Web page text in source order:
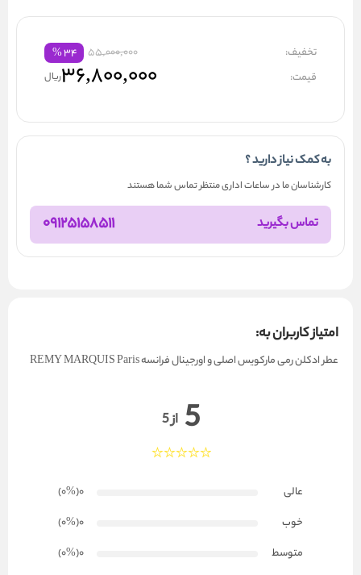
تخفیف: 55,000,000 ۳۴%
قیمت:
۳۶,۸۰۰,۰۰۰ریال
به کمک نیاز دارید ؟
کارشناسان ما در ساعات اداری منتظر تماس شما هستند
تماس بگیرید 09125158511
امتیاز کاربران به:
عطر ادکلن رمی مارکویس اصلی و اورجینال فرانسه REMY MARQUIS Paris
5 از 5
عالی 0(۰%
)
خوب
0(۰%
)
متوسط
0(۰%
)